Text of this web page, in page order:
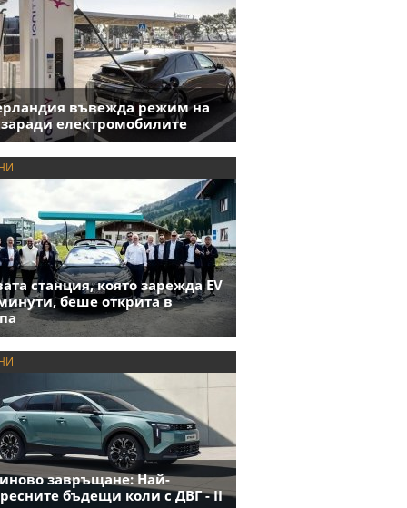
въвежда режим на
заради електромобилите
станция, която зарежда EV
беше открита в
завръщане: Най-
бъдещи коли с ДВГ - II